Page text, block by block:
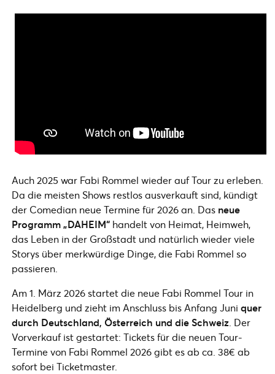
Auch 2025 war Fabi Rommel wieder auf Tour zu erleben.
Da die meisten Shows restlos ausverkauft sind, kündigt
der Comedian neue Termine für 2026 an. Das neue
Programm „DAHEIM“ handelt von Heimat, Heimweh,
das Leben in der Großstadt und natürlich wieder viele
Storys über merkwürdige Dinge, die Fabi Rommel so
passieren.
Am 1. März 2026 startet die neue Fabi Rommel Tour in
Heidelberg und zieht im Anschluss bis Anfang Juni quer
durch Deutschland, Österreich und die Schweiz . Der
Vorverkauf ist gestartet: Tickets für die neuen Tour-
Termine von Fabi Rommel 2026 gibt es ab ca. 38€ ab
sofort bei Ticketmaster.